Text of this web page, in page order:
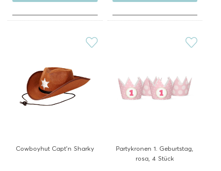
Cowboyhut Capt'n Sharky
Partykronen 1. Geburtstag,
rosa, 4 Stück